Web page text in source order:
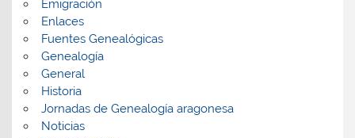
Emigración
Enlaces
Fuentes Genealógicas
Genealogía
General
Historia
Jornadas de Genealogía aragonesa
Noticias